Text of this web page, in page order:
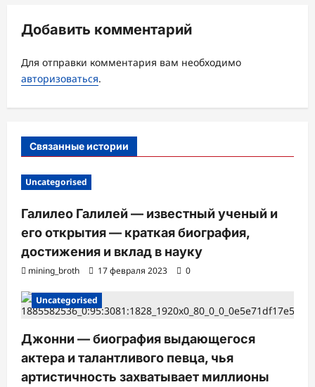
я
з
а
п
и
Добавить комментарий
Для отправки комментария вам необходимо
авторизоваться.
Связанные истории
Uncategorised
Галилео Галилей — известный ученый и
его открытия — краткая биография,
достижения и вклад в науку
mining_broth 17 февраля 2023 0
Uncategorised
Джонни — биография выдающегося
актера и талантливого певца, чья
артистичность захватывает миллионы